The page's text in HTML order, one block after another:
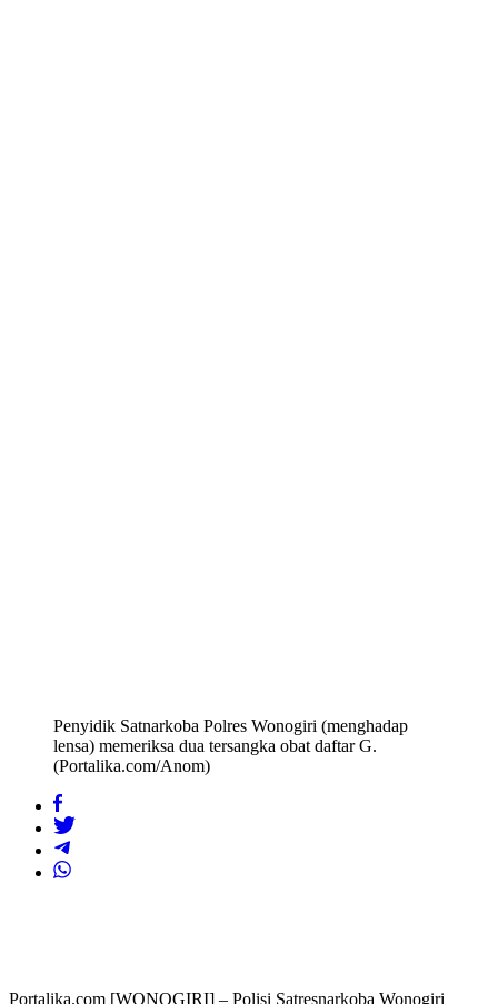
Penyidik Satnarkoba Polres Wonogiri (menghadap
lensa) memeriksa dua tersangka obat daftar G.
(Portalika.com/Anom)
Portalika.com [WONOGIRI] – Polisi Satresnarkoba Wonogiri